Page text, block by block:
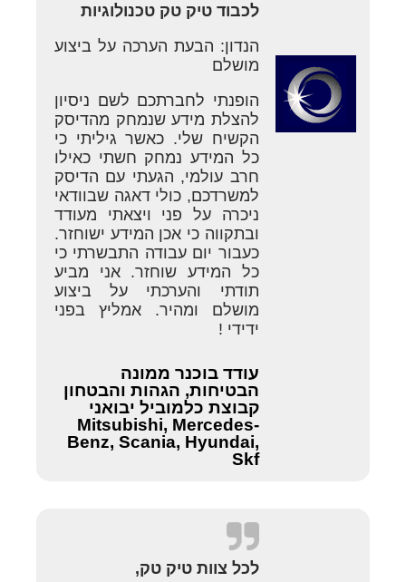
לכבוד טיק טק טכנולוגיות
הנדון: הבעת הערכה על ביצוע
מושלם
הופנתי לחברתכם לשם ניסיון
להצלת מידע שנמחק מהדיסק
הקשיח שלי. כאשר גיליתי כי
כל המידע נמחק חשתי כאילו
חרב עולמי, הגעתי עם הדיסק
למשרדכם, כולי דאגה שבוודאי
ניכרה על פני ויצאתי מעודד
ובתקווה כי אכן המידע ישוחזר.
כעבור יום עבודה התבשרתי כי
כל המידע שוחזר. אני מביע
תודתי והערכתי על ביצוע
מושלם ומהיר. אמליץ בפני
ידידי !
עודד בוכנר ממונה
הבטיחות, הגהות והבטחון
קבוצת כלמוביל יבואני
Mitsubishi, Mercedes-
Benz, Scania, Hyundai,
Skf
לכל צוות טיק טק,